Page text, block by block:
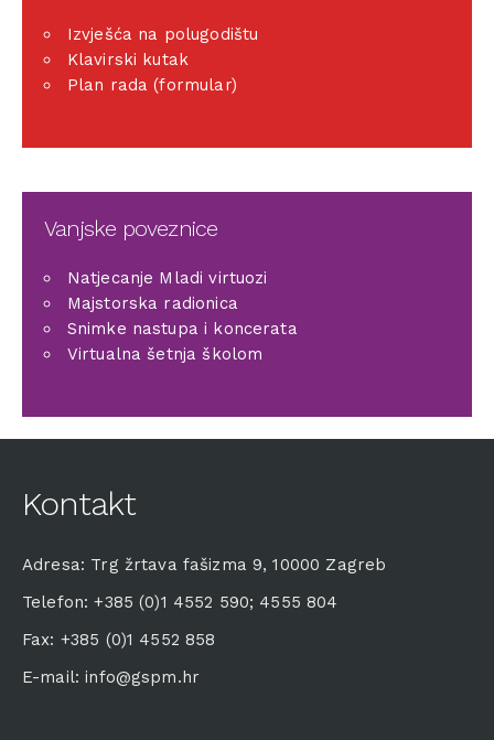
Izvješća na polugodištu
Klavirski kutak
Plan rada (formular)
Vanjske poveznice
Natjecanje Mladi virtuozi
Majstorska radionica
Snimke nastupa i koncerata
Virtualna šetnja školom
Kontakt
Adresa: Trg žrtava fašizma 9, 10000 Zagreb
Telefon: +385 (0)1 4552 590; 4555 804
Fax: +385 (0)1 4552 858
E-mail: info@gspm.hr